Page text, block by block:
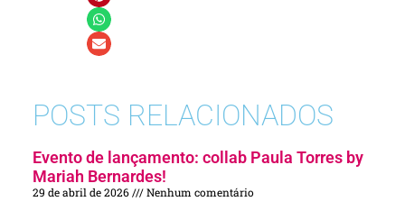
POSTS RELACIONADOS
Evento de lançamento: collab Paula Torres by
Mariah Bernardes!
29 de abril de 2026 Nenhum comentário